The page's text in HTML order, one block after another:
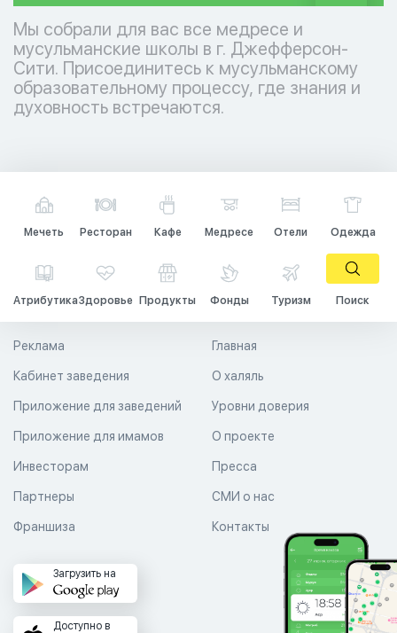
Мы собрали для вас все медресе и
мусульманские школы в г. Джефферсон-
Сити. Присоединитесь к мусульманскому
образовательному процессу, где знания и
духовность встречаются.
Мечеть Ресторан Кафе Медресе Отели Одежда
АтрибутикаЗдоровье Продукты Фонды Туризм Поиск
Главная
О халяль
Уровни доверия
Реклама
Кабинет заведения
Приложение для заведений
Приложение для имамов О проекте
Пресса
СМИ о нас
Контакты
Инвесторам
Партнеры
Франшиза
Загрузить на
Доступно в